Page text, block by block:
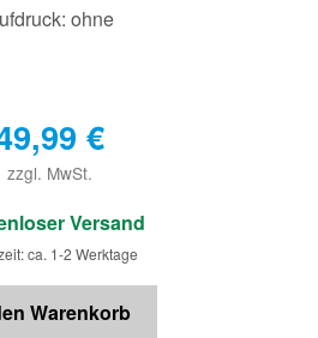
ohne
€
zzgl. MwSt.
€
Versand
ca. 1-2 Werktage
Warenkorb